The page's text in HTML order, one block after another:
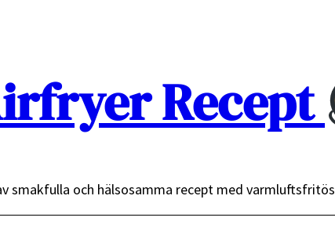
Recept
smakfulla och hälsosamma recept med varmluftsfritös